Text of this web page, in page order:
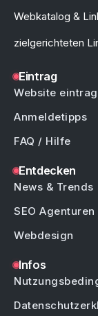
Webkatalog &
zielgerichteten
Eintrag
Website
Anmeldetipps
FAQ / Hilfe
Entdecken
News & Trends
SEO Agenturen
Webdesign
Infos